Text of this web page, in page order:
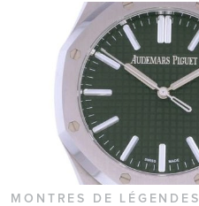
MONTRES DE LÉGENDES